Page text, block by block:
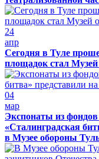
24
апр
Сегодня в Туле
площадок стал
04
мар
Экспонаты из
«Сталинградская
в Музее обороны